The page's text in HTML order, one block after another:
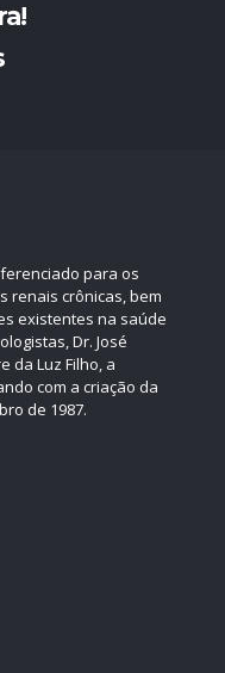
para os
renais crônicas, bem
existentes na saúde
Dr. José
da Luz Filho, a
com a criação da
de 1987.